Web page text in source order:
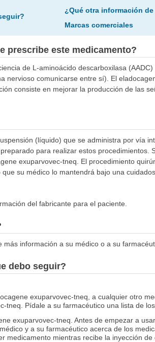
¿Qué otra información
Marcas comerciales
prescribe este medicamento?
de L-aminoácido descarboxilasa
nervioso comunicarse entre sí). El
consiste en mejorar la producción de las
(líquido) que se administra por vía
para realizar estos procedimientos.
exuparvovec-tneq. El procedimiento
su médico lo mantendrá bajo una
del fabricante para el paciente.
información a su médico o a su
debo seguir?
exuparvovec-tneq, a cualquier otro
tneq. Pídale a su farmacéutico una lista de
exuparvovec-tneq. Antes de empezar a
y a su farmacéutico acerca de los
medicamento mientras recibe la inyección de